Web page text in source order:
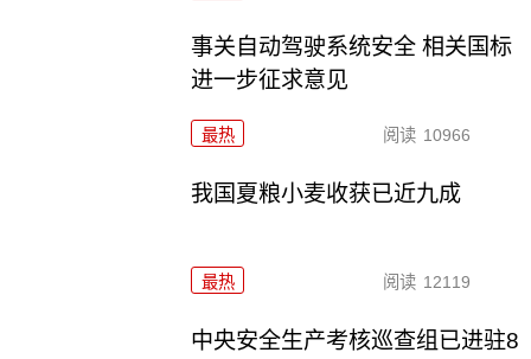
事关自动驾驶系统安全 相关国标
进一步征求意见
最热 阅读 10966
我国夏粮小麦收获已近九成
最热 阅读 12119
中央安全生产考核巡查组已进驻8